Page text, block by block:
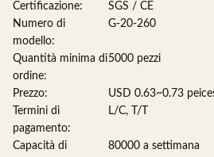
Certificazione:
SGS / CE
Numero di
modello:
G-20-260
Quantità minima di
ordine:
5000 pezzi
Prezzo:
USD 0.63~0.73
Termini di
pagamento:
L/C, T/T
Capacità di
80000 a settimana